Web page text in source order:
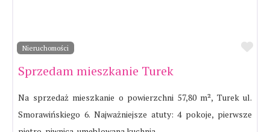
Nieruchomości
Sprzedam mieszkanie Turek
Na sprzedaż mieszkanie o powierzchni 57,80 m², Turek ul.
Smorawińskiego 6. Najważniejsze atuty: 4 pokoje, pierwsze